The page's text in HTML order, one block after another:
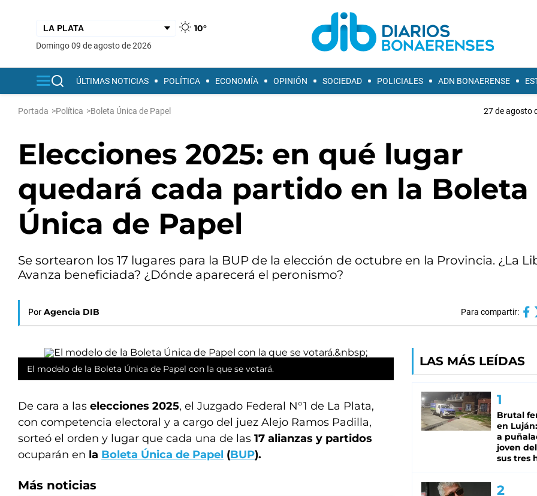
10°
domingo 09 de agosto de 2026
ÚLTIMAS NOTICIAS POLÍTICA ECONOMÍA OPINIÓN SOCIEDAD POLICIALES ADN BONAERENSE
Portada >Política >Boleta Única de Papel 27 de agosto
Elecciones 2025: en qué lugar
quedará cada partido en la Boleta
Única de Papel
Se sortearon los 17 lugares para la BUP de la elección de octubre en la Provincia. ¿La
Avanza beneficiada? ¿Dónde aparecerá el peronismo?
Por Agencia DIB Para compartir:
El modelo de la Boleta Única de Papel con la que se votará.
De cara a las elecciones 2025, el Juzgado Federal N°1 de La Plata,
con competencia electoral y a cargo del juez Alejo Ramos Padilla,
sorteó el orden y lugar que cada una de las 17 alianzas y partidos
ocuparán en la Boleta Única de Papel (BUP).
Más noticias
LAS MÁS LEÍDAS
Brutal
en
a
joven
sus tres